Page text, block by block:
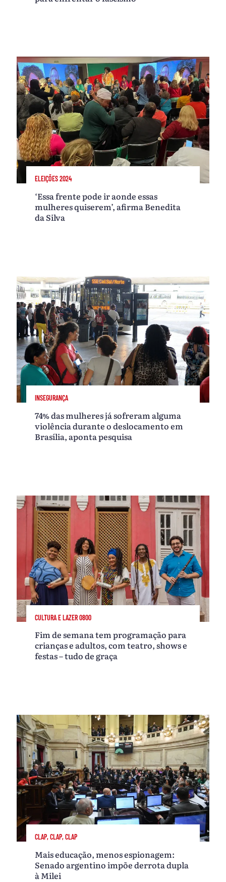
ELEIÇÕES 2024
‘Essa frente pode ir aonde essas
mulheres quiserem’, afirma Benedita
da Silva
INSEGURANÇA
74% das mulheres já sofreram alguma
violência durante o deslocamento em
Brasília, aponta pesquisa
CULTURA E LAZER 0800
Fim de semana tem programação para
crianças e adultos, com teatro, shows e
festas – tudo de graça
CLAP, CLAP, CLAP
Mais educação, menos espionagem:
Senado argentino impõe derrota dupla
à Milei